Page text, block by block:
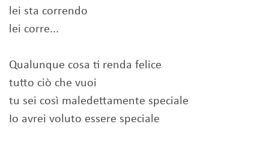
lei sta correndo
lei corre...
Qualunque cosa ti renda felice
tutto ciò che vuoi
tu sei così maledettamente speciale
Io avrei voluto essere speciale